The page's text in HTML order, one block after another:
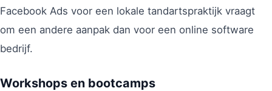
Facebook Ads voor een lokale tandartspraktijk vraagt
om een andere aanpak dan voor een online software
bedrijf.
Workshops en bootcamps